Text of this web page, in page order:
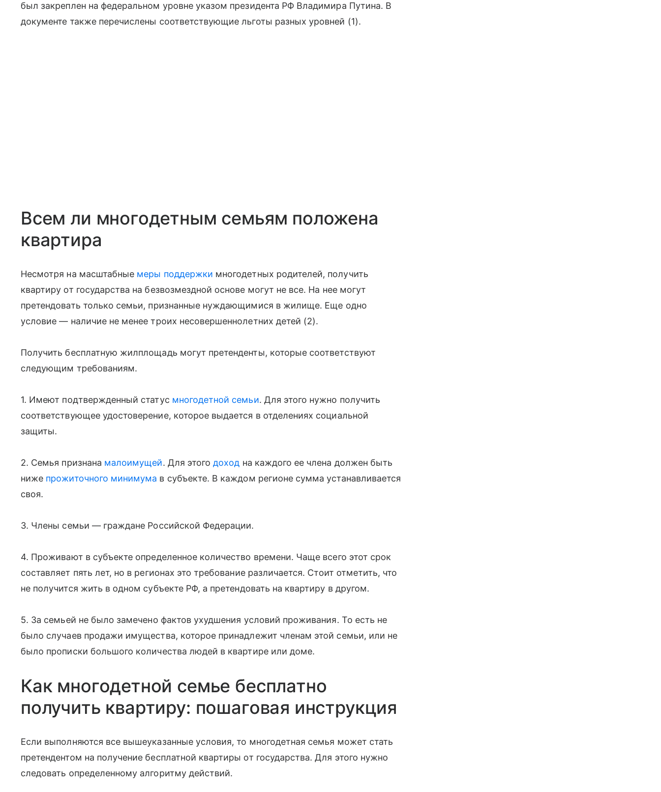
был закреплен на федеральном уровне указом президента РФ Владимира Путина. В
документе также перечислены соответствующие льготы разных уровней (1).
Всем ли многодетным семьям положена
квартира
Несмотря на масштабные меры поддержки многодетных родителей, получить
квартиру от государства на безвозмездной основе могут не все. На нее могут
претендовать только семьи, признанные нуждающимися в жилище. Еще одно
условие — наличие не менее троих несовершеннолетних детей (2).
Получить бесплатную жилплощадь могут претенденты, которые соответствуют
следующим требованиям.
1. Имеют подтвержденный статус многодетной семьи. Для этого нужно получить
соответствующее удостоверение, которое выдается в отделениях социальной
защиты.
2. Семья признана малоимущей. Для этогодоход на каждого ее члена должен быть
ниже прожиточного минимума в субъекте. В каждом регионе сумма устанавливается
своя.
3. Члены семьи — граждане Российской Федерации.
4. Проживают в субъекте определенное количество времени. Чаще всего этот срок
составляет пять лет, но в регионах это требование различается. Стоит отметить, что
не получится жить в одном субъекте РФ, а претендовать на квартиру в другом.
5. За семьей не было замечено фактов ухудшения условий проживания. То есть не
было случаев продажи имущества, которое принадлежит членам этой семьи, или не
было прописки большого количества людей в квартире или доме.
Как многодетной семье бесплатно
получить квартиру: пошаговая инструкция
Если выполняются все вышеуказанные условия, то многодетная семья может стать
претендентом на получение бесплатной квартиры от государства. Для этого нужно
следовать определенному алгоритму действий.